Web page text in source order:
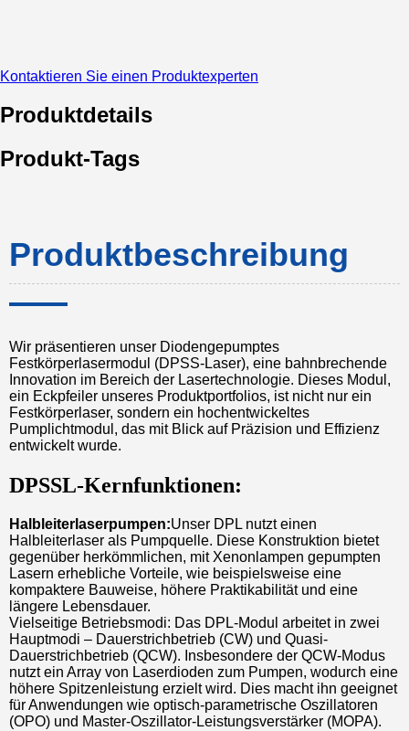
Kontaktieren Sie einen Produktexperten
Produktdetails
Produkt-Tags
Produktbeschreibung
Wir präsentieren unser Diodengepumptes
Festkörperlasermodul (DPSS-Laser), eine bahnbrechende
Innovation im Bereich der Lasertechnologie. Dieses Modul,
ein Eckpfeiler unseres Produktportfolios, ist nicht nur ein
Festkörperlaser, sondern ein hochentwickeltes
Pumplichtmodul, das mit Blick auf Präzision und Effizienz
entwickelt wurde.
DPSSL-Kernfunktionen:
Halbleiterlaserpumpen:Unser DPL nutzt einen
Halbleiterlaser als Pumpquelle. Diese Konstruktion bietet
gegenüber herkömmlichen, mit Xenonlampen gepumpten
Lasern erhebliche Vorteile, wie beispielsweise eine
kompaktere Bauweise, höhere Praktikabilität und eine
längere Lebensdauer.
Vielseitige Betriebsmodi: Das DPL-Modul arbeitet in zwei
Hauptmodi – Dauerstrichbetrieb (CW) und Quasi-
Dauerstrichbetrieb (QCW). Insbesondere der QCW-Modus
nutzt ein Array von Laserdioden zum Pumpen, wodurch eine
höhere Spitzenleistung erzielt wird. Dies macht ihn geeignet
für Anwendungen wie optisch-parametrische Oszillatoren
(OPO) und Master-Oszillator-Leistungsverstärker (MOPA).